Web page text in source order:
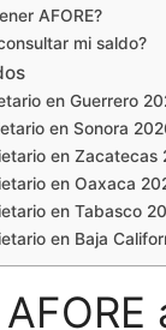
AFORE?
mi saldo?
en Guerrero
en Sonora
en
en Oaxaca
en Tabasco
en Baja